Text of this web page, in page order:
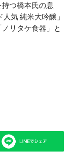
つ橋本氏の息
気 純米大吟醸」
リタケ食器」と